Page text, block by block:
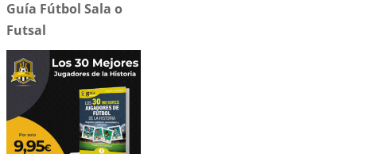
Guía Fútbol Sala o
Futsal